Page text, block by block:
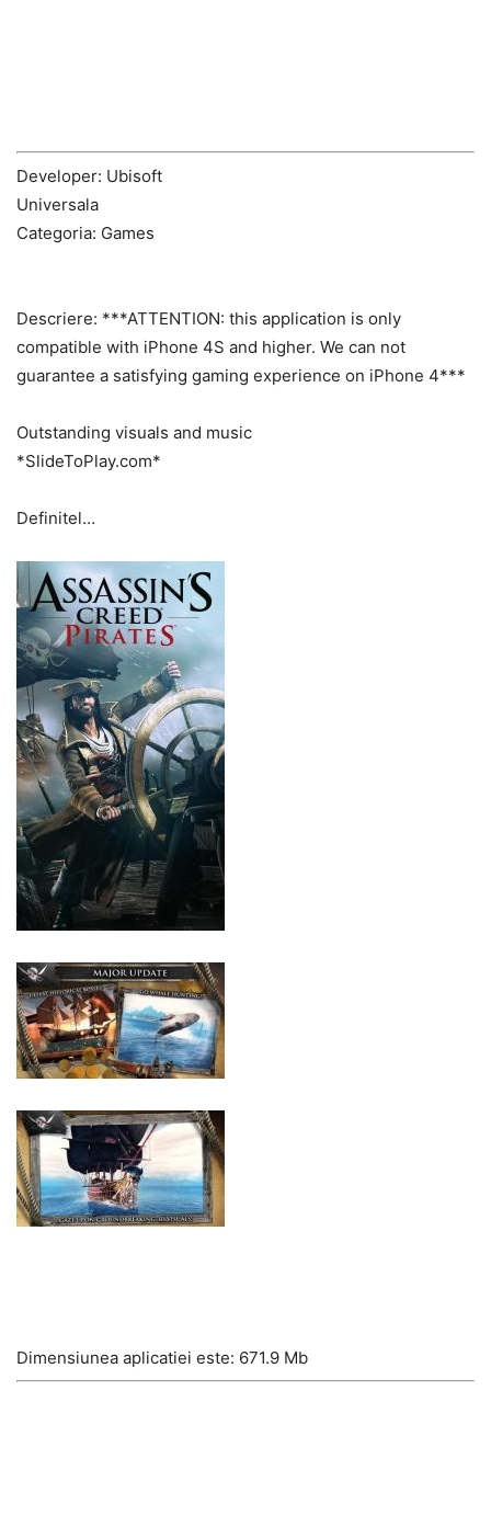
Developer: Ubisoft
Universala
Categoria: Games
Descriere: ***ATTENTION: this application is only
compatible with iPhone 4S and higher. We can not
guarantee a satisfying gaming experience on iPhone 4***
Outstanding visuals and music
*SlideToPlay.com*
Definitel…
Dimensiunea aplicatiei este: 671.9 Mb